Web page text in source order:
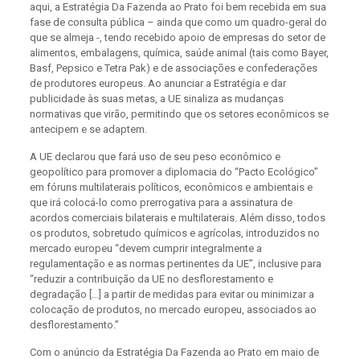
aqui, a Estratégia Da Fazenda ao Prato foi bem recebida em sua
fase de consulta pública – ainda que como um quadro-geral do
que se almeja -, tendo recebido apoio de empresas do setor de
alimentos, embalagens, química, saúde animal (tais como Bayer,
Basf, Pepsico e Tetra Pak) e de associações e confederações
de produtores europeus. Ao anunciar a Estratégia e dar
publicidade às suas metas, a UE sinaliza as mudanças
normativas que virão, permitindo que os setores econômicos se
antecipem e se adaptem.
A UE declarou que fará uso de seu peso econômico e
geopolítico para promover a diplomacia do “Pacto Ecológico”
em fóruns multilaterais políticos, econômicos e ambientais e
que irá colocá-lo como prerrogativa para a assinatura de
acordos comerciais bilaterais e multilaterais. Além disso, todos
os produtos, sobretudo químicos e agrícolas, introduzidos no
mercado europeu “devem cumprir integralmente a
regulamentação e as normas pertinentes da UE”, inclusive para
“reduzir a contribuição da UE no desflorestamento e
degradação […] a partir de medidas para evitar ou minimizar a
colocação de produtos, no mercado europeu, associados ao
desflorestamento.”
Com o anúncio da Estratégia Da Fazenda ao Prato em maio de